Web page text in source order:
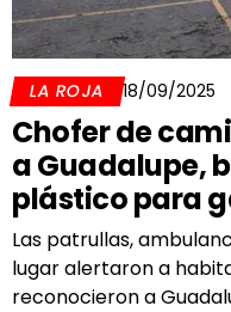
LA ROJA 18/09/2025
Chofer de
a Guadalupe,
plástico para
Las patrullas,
lugar alertaron a
reconocieron a